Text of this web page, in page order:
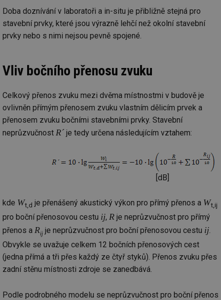
Doba doznívání v laboratoři a in-situ je přibližně stejná pro
stavební prvky, které jsou výrazně lehčí než okolní stavební
prvky nebo s nimi nejsou pevně spojené.
Vliv bočního přenosu zvuku
Celkový přenos zvuku mezi dvěma místnostmi v budově je
ovlivněn přímým přenosem zvuku vlastním dělicím prvek a
přenosem zvuku bočními stavebními prvky. Stavební
neprůzvučnost R´ je tedy určena následujícím vztahem:
[dB]
kde Wt,d je přenášený akustický výkon pro přímý přenos a Wt,ij
pro boční přenosovou cestu ij, R je neprůzvučnost pro přímý
přenos a Rij je neprůzvučnost pro boční přenosovou cestu ij.
Obvykle se uvažuje celkem 12 bočních přenosových cest
(jedna přímá a tři přes každý ze čtyř styků). Přenos zvuku přes
zadní stěnu místnosti zdroje se zanedbává.
Podle podrobného modelu se neprůzvučnost pro boční přenos